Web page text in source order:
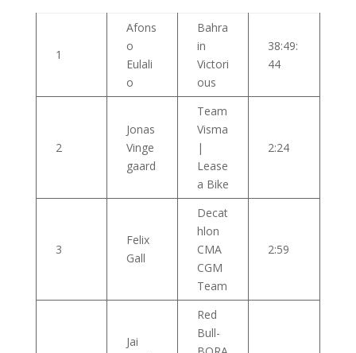
1
Afons
o
Eulali
o
Bahra
in
Victori
ous
38:49:
44
2
Jonas
Vinge
gaard
Team
Visma
|
Lease
a Bike
2:24
3
Felix
Gall
Decat
hlon
CMA
CGM
Team
2:59
Jai
Red
Bull-